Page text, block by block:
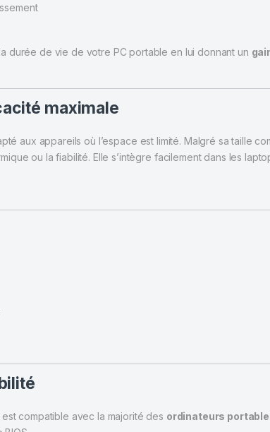
durée de vie de votre PC portable en lui donnant un
maximale
aux appareils où l’espace est limité. Malgré sa taille
ou la fiabilité. Elle s’intègre facilement dans les
est compatible avec la majorité des ordinateurs